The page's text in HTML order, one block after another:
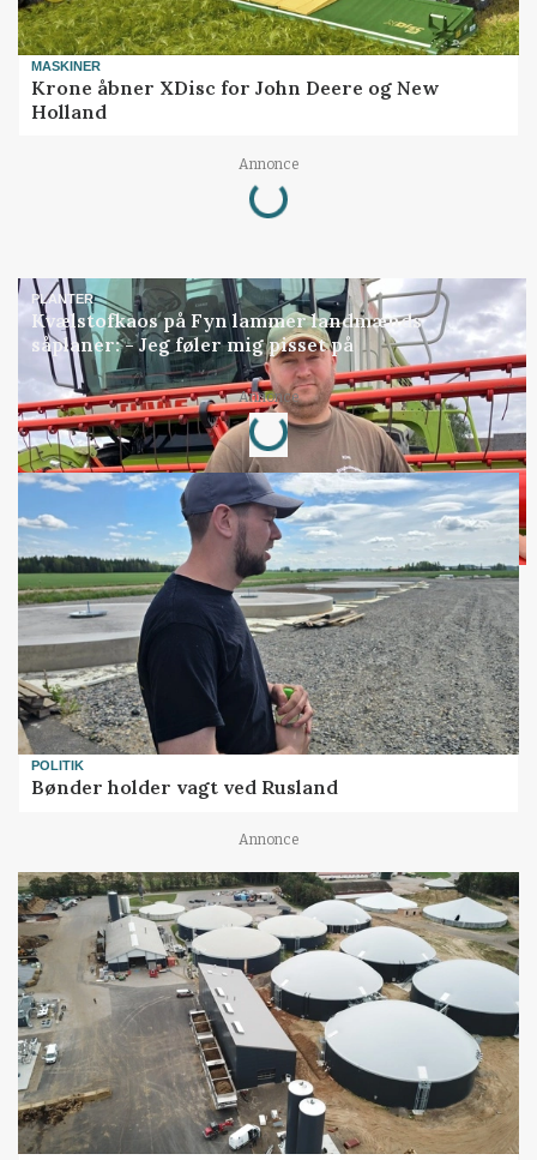
MASKINER
Krone åbner XDisc for John Deere og New
Holland
Annonce
Loading...
PLANTER
Kvælstofkaos på Fyn lammer landmænds
såplaner: - Jeg føler mig pisset på
Annonce
Loading...
POLITIK
Bønder holder vagt ved Rusland
Annonce